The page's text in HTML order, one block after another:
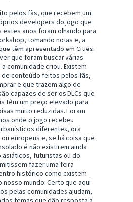
pelos fãs, que recebem um
developers do jogo que
estes anos foram olhando para
tomando notas e, a
têm apresentado em Cities:
que foram buscar várias
comunidade criou. Existem
de conteúdo feitos pelos fãs,
e que trazem algo de
capazes de ser os DLCs que
têm um preço elevado para
muito reduzidas. Foram
onde o jogo recebeu
diferentes, ora
europeus e, se há coisa que
é não existirem ainda
asiáticos, futuristas ou do
fazer uma feira
histórico como existem
nosso mundo. Certo que aqui
pelas comunidades ajudam,
temas que dão resposta a